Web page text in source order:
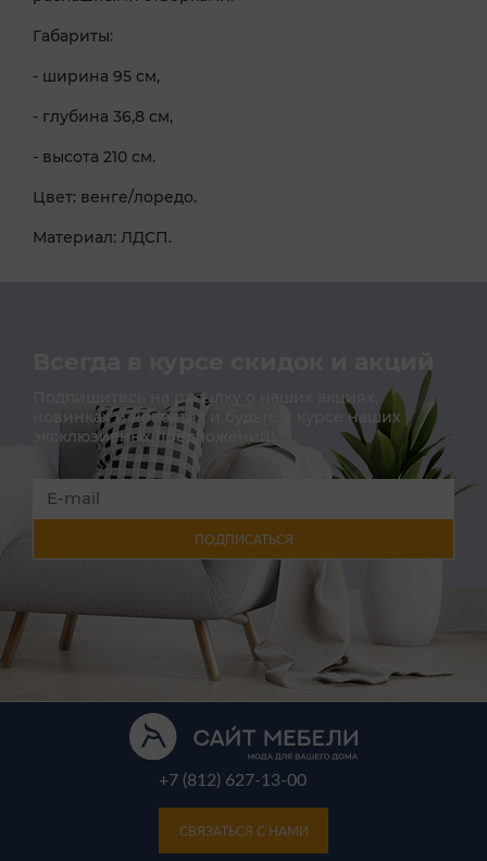
Габариты:
- ширина 95 см,
- глубина 36,8 см,
- высота 210 см.
Цвет: венге/лоредо.
Материал: ЛДСП.
Всегда в курсе скидок и акций
Подпишитесь на расылку о наших акциях,
новинках и новостях и будьте в курсе наших
эксклюзивных предложений!
ПОДПИСАТЬСЯ
+7 (812) 627-13-00
СВЯЗАТЬСЯ С НАМИ